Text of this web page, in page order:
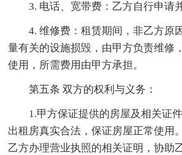
3. 电话、宽带费：乙方自行申请
4. 维修费：租赁期间，非乙方原
量有关的设施损毁，由甲方负责维修
使用，所需费用由甲方承担。
第五条 双方的权利与义务：
1.甲方保证提供的房屋及相关证
出租房真实合法，保证房屋正常使用
乙方办理营业执照的相关证明，协助